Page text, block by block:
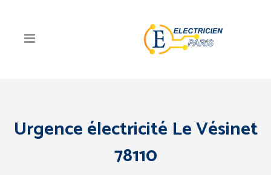
Urgence électricité Le Vésinet
78110